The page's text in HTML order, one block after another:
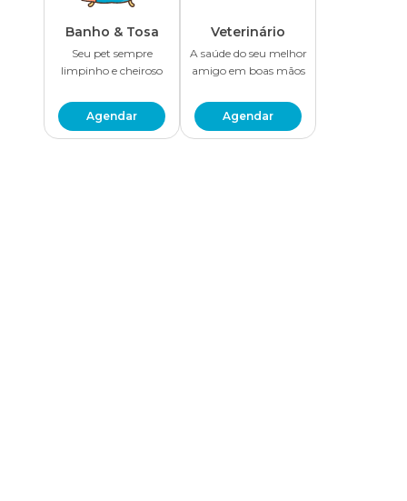
Banho & Tosa
Seu pet sempre
limpinho e cheiroso
Agendar
Veterinário
A saúde do seu melhor
amigo em boas mãos
Agendar